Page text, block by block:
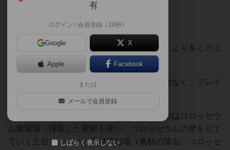
日本語版は「コロッセウムの建築士」です。
プレイヤーはコロッセウムの建築士となり、より多くのコ
ロッセウム建築を行います。
ただしコロッセウムはひとりで立てるのではなく、プレイ
ボードの種類は大きく分けて３つあり、１つはコロッセウ
ム建築場（採取した素材を使い、コロッセウムの壁を立て
ていく土台）、一つは素材算出場（素材の算出、コロッセ
有
ログイン / 会員登録（10秒）
Google X
Apple Facebook
または
メールで会員登録
しばらく表示しない